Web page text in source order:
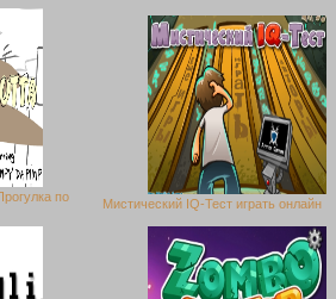
по
Мистический IQ-Тест играть онлайн